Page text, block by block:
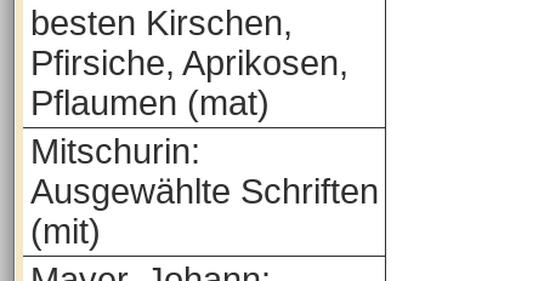
besten Kirschen,
Pfirsiche, Aprikosen,
Pflaumen (mat)
Mitschurin:
Ausgewählte Schriften
(mit)